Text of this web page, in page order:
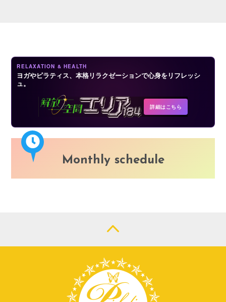
RELAXATION & HEALTH
ヨガやピラティス、本格リラクゼーションで心身をリフレッシ
ュ。
詳細はこちら
Monthly schedule